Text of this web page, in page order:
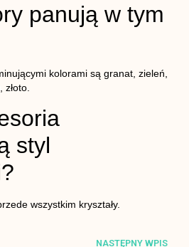
panują w tym
kolorami są granat, zieleń,
styl
wszystkim kryształy.
NASTĘPNY WPIS